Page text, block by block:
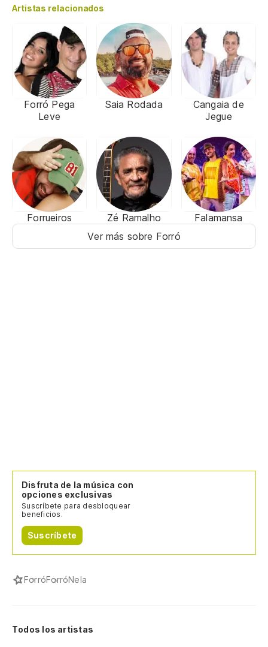
Artistas relacionados
Forró Pega
Leve
Saia Rodada
Cangaia de
Jegue
Forrueiros Zé Ramalho
Falamansa
Ver más sobre Forró
Disfruta de la música con
opciones exclusivas
Suscríbete para desbloquear
beneficios.
Suscríbete
ForróForróNela
Todos los artistas